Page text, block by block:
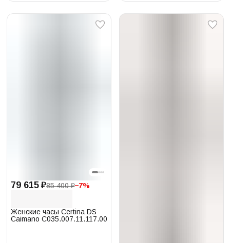
79 615 ₽85 400 ₽−7%
Женские часы Certina DS
Caimano C035.007.11.117.00